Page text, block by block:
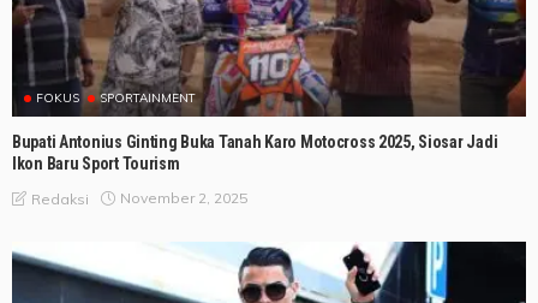
FOKUS SPORTAINMENT
Bupati Antonius Ginting Buka Tanah Karo Motocross 2025, Siosar Jadi
Ikon Baru Sport Tourism
Redaksi November 2, 2025